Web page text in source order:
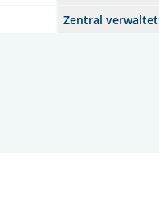
Zentral verwaltet